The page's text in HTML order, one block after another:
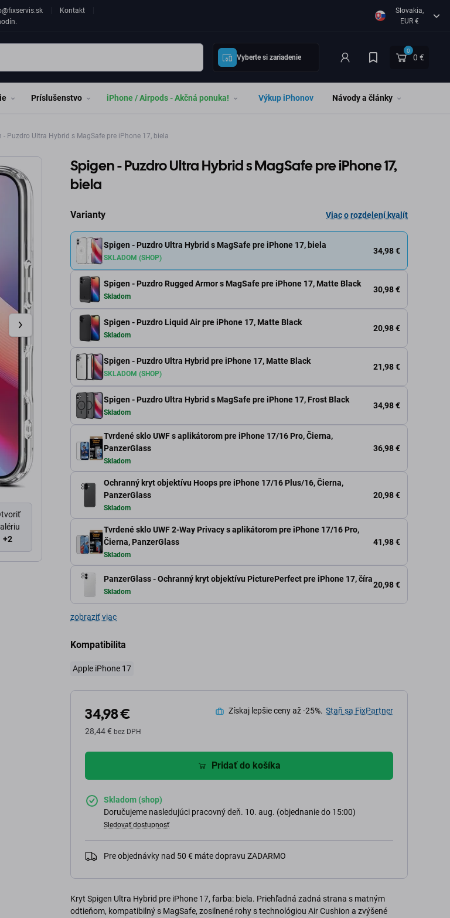
Kontakt
Slovakia,
EUR €
Vyberte si zariadenie
0
0 €
Príslušenstvo iPhone / Airpods - Akčná ponuka! Výkup iPhonov Návody a články
- Puzdro Ultra Hybrid s MagSafe pre iPhone 17, biela
+2
Spigen - Puzdro Ultra Hybrid s MagSafe pre iPhone 17,
biela
Varianty Viac o rozdelení kvalít
Spigen - Puzdro Rugged Armor s MagSafe pre iPhone 17, Matte Black
Skladom
30,98 €
Spigen - Puzdro Liquid Air pre iPhone 17, Matte Black
Skladom
20,98 €
Spigen - Puzdro Ultra Hybrid pre iPhone 17, Matte Black
SKLADOM (SHOP)
21,98 €
Spigen - Puzdro Ultra Hybrid s MagSafe pre iPhone 17, biela
SKLADOM (SHOP)
34,98 €
Spigen - Puzdro Ultra Hybrid s MagSafe pre iPhone 17, Frost Black
Skladom
34,98 €
Tvrdené sklo UWF s aplikátorom pre iPhone 17/16 Pro, Čierna,
PanzerGlass
Skladom
36,98 €
Ochranný kryt objektívu Hoops pre iPhone 17/16 Plus/16, Čierna,
PanzerGlass
Skladom
20,98 €
Tvrdené sklo UWF 2-Way Privacy s aplikátorom pre iPhone 17/16 Pro,
Čierna, PanzerGlass
Skladom
41,98 €
PanzerGlass - Ochranný kryt objektívu PicturePerfect pre iPhone 17, číra
Skladom
20,98 €
zobraziť viac
Kompatibilita
Apple iPhone 17
34,98 €
28,44 € bez DPH
Získaj lepšie ceny až -25%. Staň sa FixPartner
Pridať do košíka
Skladom (shop)
Doručujeme nasledujúci pracovný deň. 10. aug. (objednanie do 15:00)
Sledovať dostupnosť
Pre objednávky nad 50 € máte dopravu ZADARMO
Kryt Spigen Ultra Hybrid pre iPhone 17, farba: biela. Priehľadná zadná strana s matným
odtieňom, kompatibilný s MagSafe, zosilnené rohy s technológiou Air Cushion a zvýšené